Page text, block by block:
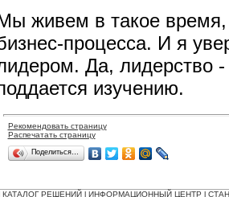
живем в такое время,
процесса. И я
Да, лидерство -
изучению.
Рекомендовать страницу
Распечатать страницу
Поделиться…
КАТАЛОГ РЕШЕНИЙ ИНФОРМАЦИОННЫЙ ЦЕНТР